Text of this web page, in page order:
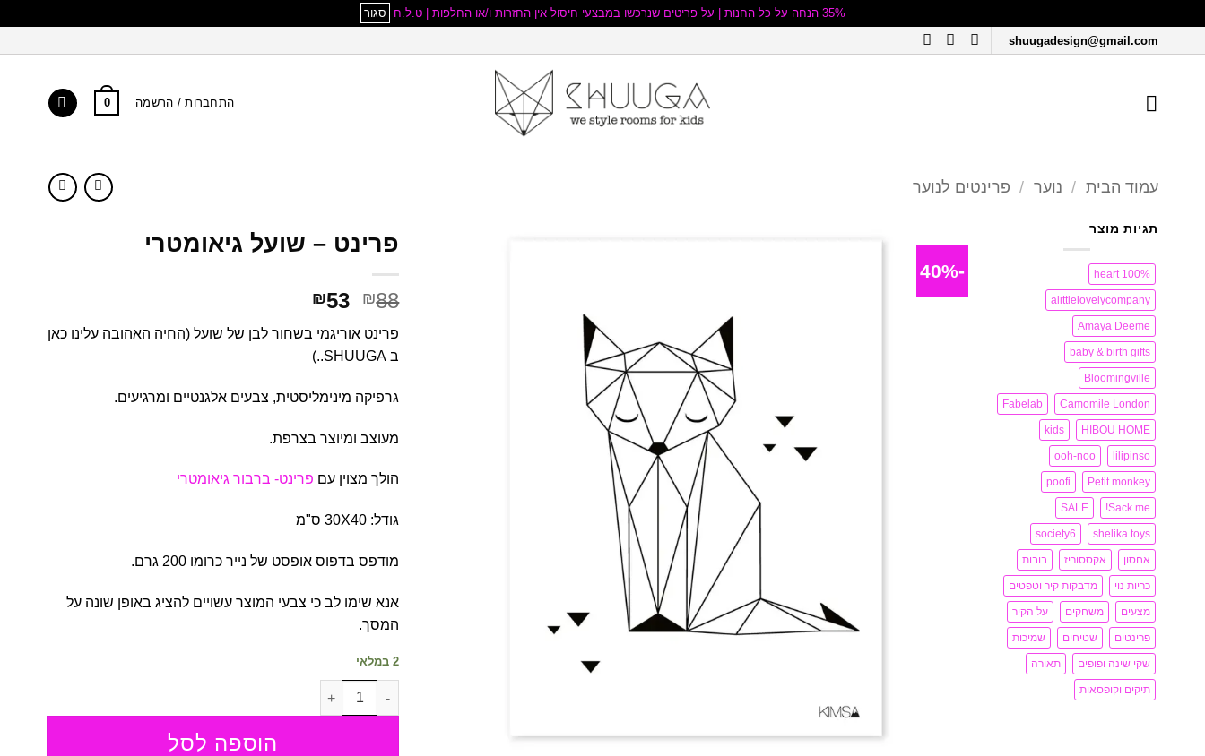
35% הנחה על כל החנות | על פריטים שנרכשו במבצעי חיסול אין החזרות ו/או החלפות | ט.ל.ח סגור
to
shuugadesign@gmail.com
התחברות / הרשמה 0
עמוד הבית / נוער / פרינטים לנוער
תגיות מוצר
100% heart
alittlelovelycompany
Amaya Deeme
baby & birth gifts
Bloomingville
Camomile London
Fabelab
HIBOU HOME
kids
lilipinso
ooh-noo
Petit monkey
poofi
Sack me!
SALE
shelika toys
society6
אחסון אקססוריז בובות
כריות נוי מדבקות קיר וטפטים
מצעים משחקים על הקיר
פרינטים שטיחים שמיכות
שקי שינה ופופים תאורה
תיקים וקופסאות
-40%
פרינט – שועל גיאומטרי
₪88
המחיר
היה:
₪88.
₪53 המחיר
הנוכחי
הוא:
₪53.
פרינט אוריגמי בשחור לבן של שועל (החיה האהובה עלינו כאן
ב SHUUGA..)
גרפיקה מינימליסטית, צבעים אלגנטיים ומרגיעים.
מעוצב ומיוצר בצרפת.
הולך מצוין עם פרינט- ברבור גיאומטרי
גודל: 30X40 ס"מ
מודפס בדפוס אופסט של נייר כרומו 200 גרם.
אנא שימו לב כי צבעי המוצר עשויים להציג באופן שונה על
המסך.
2 במלאי
כמות של פרינט - שועל גיאומטרי
הוספה לסל